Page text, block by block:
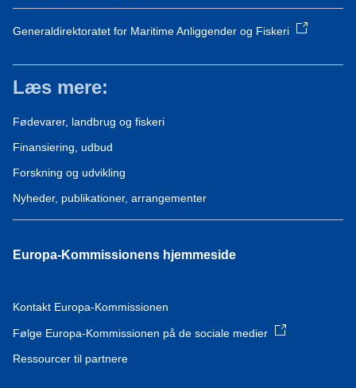
Generaldirektoratet for Maritime Anliggender og Fiskeri
Læs mere:
Fødevarer, landbrug og fiskeri
Finansiering, udbud
Forskning og udvikling
Nyheder, publikationer, arrangementer
Europa-Kommissionens hjemmeside
Kontakt Europa-Kommissionen
Følge Europa-Kommissionen på de sociale medier
Ressourcer til partnere